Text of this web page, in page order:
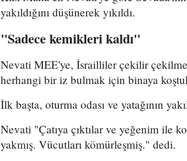
yakıldığını düşünerek yıkıldı.
"Sadece kemikleri kaldı"
Nevati MEE'ye, İsrailliler çekilir
herhangi bir iz bulmak için binaya
İlk başta, oturma odası ve yatağının
Nevati "Çatıya çıktılar ve yeğenim ile
yakmış. Vücutları kömürleşmiş." dedi.